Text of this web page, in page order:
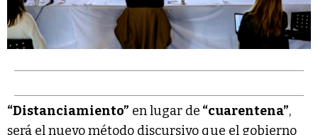
“Distanciamiento” en lugar de “cuarentena”,
será el nuevo método discursivo que el gobierno